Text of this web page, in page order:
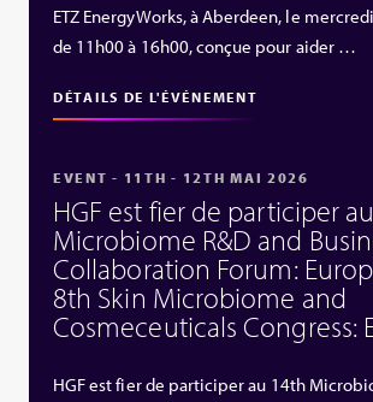
ETZ EnergyWorks, à Aberdeen, le
de 11h00 à 16h00, conçue pour aider …
DÉTAILS DE L'ÉVÉNEMENT
EVENT - 11TH - 12TH MAI 2026
HGF est fier de participer
Microbiome R&D and
Collaboration Forum:
8th Skin Microbiome and
Cosmeceuticals Congress:
HGF est fier de participer au 14th